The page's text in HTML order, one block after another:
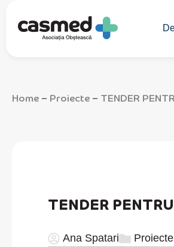
Home – Proiecte – TENDER
TENDER
Ana Spatari Proiecte